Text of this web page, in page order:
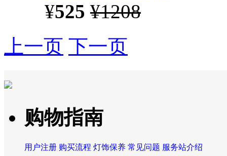
¥525 ¥1208
上一页 下一页
购物指南
用户注册 购买流程 灯饰保养 常见问题 服务站介绍